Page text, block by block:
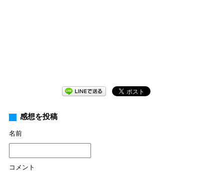
感想を投稿
名前
コメント